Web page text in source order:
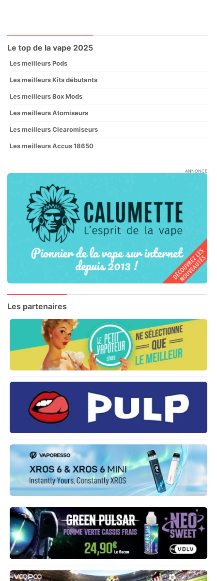
Le top de la vape 2025
Les meilleurs Pods
Les meilleurs Kits débutants
Les meilleurs Box Mods
Les meilleurs Atomiseurs
Les meilleurs Clearomiseurs
Les meilleurs Accus 18650
ANNONCE
Les partenaires